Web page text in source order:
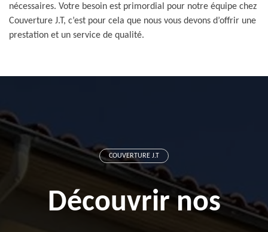
nécessaires. Votre besoin est primordial pour notre équipe chez
Couverture J.T, c’est pour cela que nous vous devons d’offrir une
prestation et un service de qualité.
COUVERTURE J.T
Découvrir nos